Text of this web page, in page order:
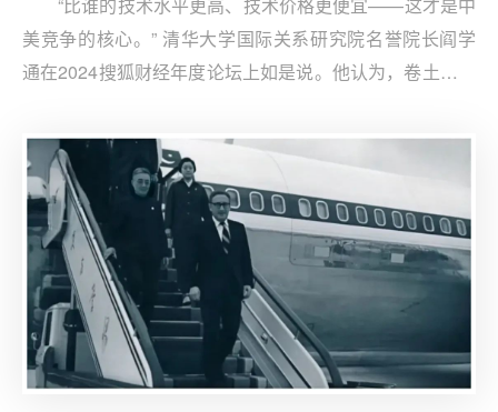
美竞争的核心。” 清华大学国际关系研究院名誉院长阎学
通在2024搜狐财经年度论坛上如是说。他认为，卷土重来
核心问题上却高度一致：阻止中国缩小与美国的技术差
距。